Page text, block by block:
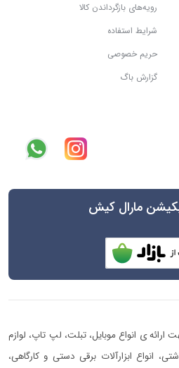
رویه‌های بازگرداندن کالا
شرایط استفاده
حریم خصوصی
گزارش باگ
مارال کیش
ارائه ی انواع موبایل، تبلت، لپ تاپ، لوازم
انواع ابزارآلات برقی دستی و کارگاهی،